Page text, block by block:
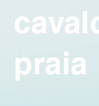
praia